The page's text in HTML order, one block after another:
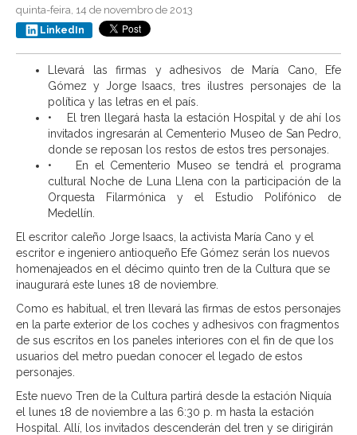
quinta-feira, 14 de novembro de 2013
LinkedIn
Llevará las firmas y adhesivos de María Cano, Efe
Gómez y Jorge Isaacs, tres ilustres personajes de la
política y las letras en el país.
• El tren llegará hasta la estación Hospital y de ahí los
invitados ingresarán al Cementerio Museo de San Pedro,
donde se reposan los restos de estos tres personajes.
• En el Cementerio Museo se tendrá el programa
cultural Noche de Luna Llena con la participación de la
Orquesta Filarmónica y el Estudio Polifónico de
Medellín.
El escritor caleño Jorge Isaacs, la activista María Cano y el
escritor e ingeniero antioqueño Efe Gómez serán los nuevos
homenajeados en el décimo quinto tren de la Cultura que se
inaugurará este lunes 18 de noviembre.
Como es habitual, el tren llevará las firmas de estos personajes
en la parte exterior de los coches y adhesivos con fragmentos
de sus escritos en los paneles interiores con el fin de que los
usuarios del metro puedan conocer el legado de estos
personajes.
Este nuevo Tren de la Cultura partirá desde la estación Niquía
el lunes 18 de noviembre a las 6:30 p. m hasta la estación
Hospital. Allí, los invitados descenderán del tren y se dirigirán